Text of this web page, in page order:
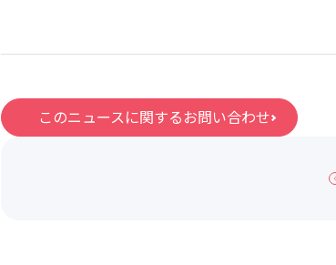
このニュースに関するお問い合わせ